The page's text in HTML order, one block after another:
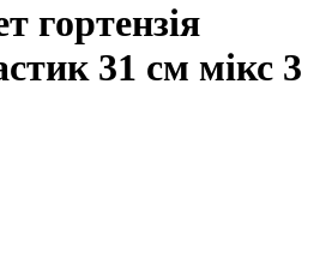
гортензія
31 см мікс 3